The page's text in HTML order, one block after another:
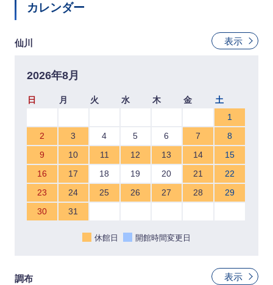
カレンダー
仙川 表示
2026年8月
日 月 火 水 木 金
土
1
2
3 4 5 6 7
8
9
10 11 12 13 14
15
16
17 18 19 20 21
22
23
24 25 26 27 28
29
30
31
休館日 開館時間変更日
調布 表示